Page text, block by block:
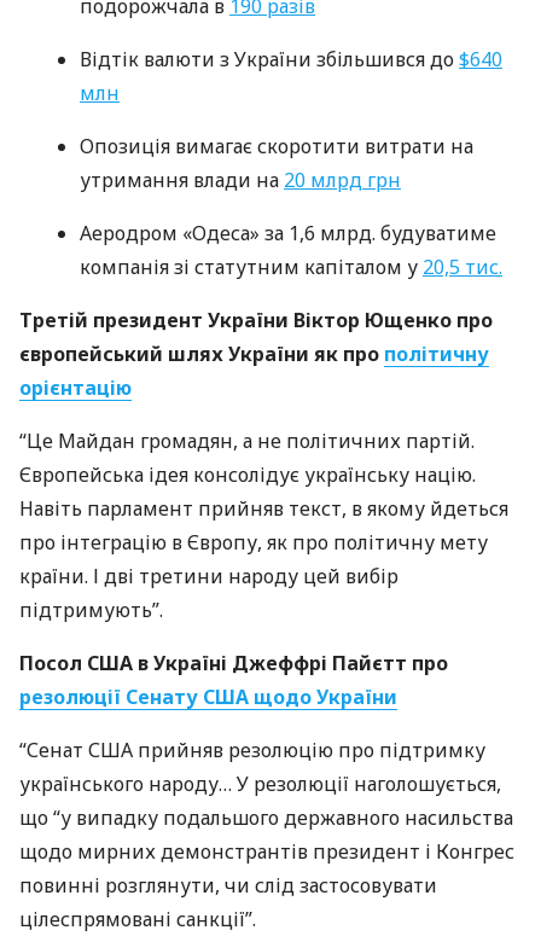
подорожчала в 190 разів
Відтік валюти з України збільшився до$640
млн
Опозиція вимагає скоротити витрати на
утримання влади на 20 млрд грн
Аеродром «Одеса» за 1,6 млрд. будуватиме
компанія зі статутним капіталом у 20,5 тис.
Третій президент України Віктор Ющенко про
європейський шлях України як про політичну
орієнтацію
“Це Майдан громадян, а не політичних партій.
Європейська ідея консолідує українську націю.
Навіть парламент прийняв текст, в якому йдеться
про інтеграцію в Європу, як про політичну мету
країни. І дві третини народу цей вибір
підтримують”.
Посол США в Україні Джеффрі Пайєтт про
резолюції Сенату США щодо України
“Сенат США прийняв резолюцію про підтримку
українського народу… У резолюції наголошується,
що “у випадку подальшого державного насильства
щодо мирних демонстрантів президент і Конгрес
повинні розглянути, чи слід застосовувати
цілеспрямовані санкції”.